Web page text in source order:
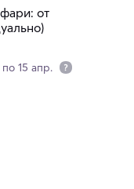
от
15 апр.